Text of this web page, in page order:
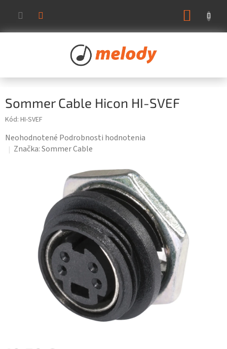
obsah
Sommer Cable Hicon HI-SVEF
Kód: HI-SVEF
Priemerné
hodnotenie
Neohodnotené Podrobnosti hodnotenia
Značka:Sommer Cable